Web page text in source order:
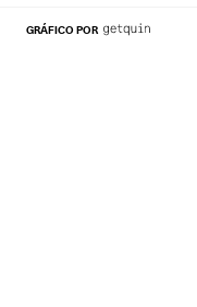
GRÁFICO POR